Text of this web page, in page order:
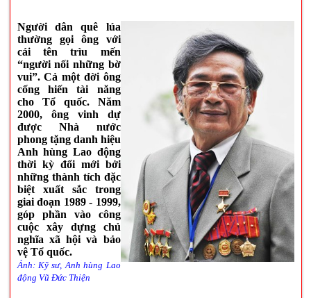
Người dân quê lúa
thường gọi ông với
cái tên trìu mến
“người nối những bờ
vui”. Cả một đời ông
cống hiến tài năng
cho Tổ quốc. Năm
2000, ông vinh dự
được Nhà nước
phong tặng danh hiệu
Anh hùng Lao động
thời kỳ đổi mới bởi
những thành tích đặc
biệt xuất sắc trong
giai đoạn 1989 - 1999,
góp phần vào công
cuộc xây dựng chủ
nghĩa xã hội và bảo
vệ Tổ quốc.
Ảnh: Kỹ sư, Anh hùng Lao
động Vũ Đức Thiện